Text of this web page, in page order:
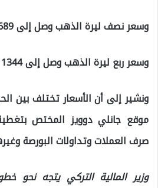
وسعر نصف ليرة الذهب وصل إلى 2689 ليرة تركية.
وسعر ربع ليرة الذهب وصل إلى 1344 ليرة تركية.
ونشير إلى أن الأسعار تختلف بين
موقع جانلي دوويز المختص
صرف العملات وتداولات البورصة
وزير المالية التركي يتجه نحو